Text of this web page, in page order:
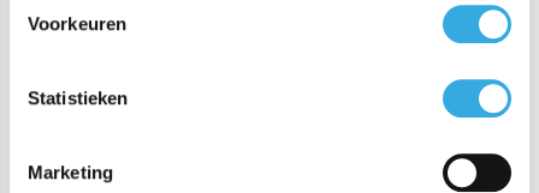
Voorkeuren
Statistieken
Marketing